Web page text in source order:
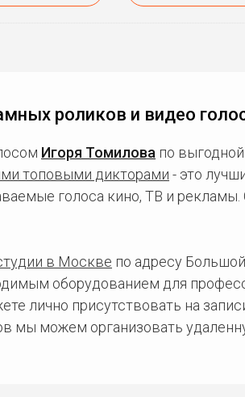
роликов и видео
Игоря Томилова по
топовыми дикторами - это
голоса кино, ТВ и
в Москве по адресу
оборудованием для
лично присутствовать на
мы можем организовать